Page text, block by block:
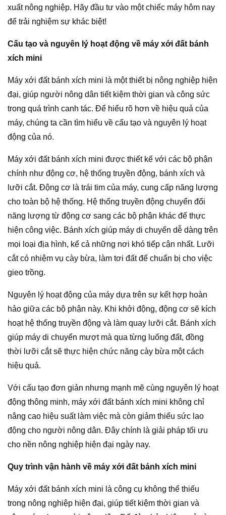
xuất nông nghiệp. Hãy đầu tư vào một chiếc máy hôm nay
để trải nghiệm sự khác biệt!
Cấu tạo và nguyên lý hoạt động về máy xới đất bánh
xích mini
Máy xới đất bánh xích mini là một thiết bị nông nghiệp hiện
đại, giúp người nông dân tiết kiệm thời gian và công sức
trong quá trình canh tác. Để hiểu rõ hơn về hiệu quả của
máy, chúng ta cần tìm hiểu về cấu tạo và nguyên lý hoạt
động của nó.
Máy xới đất bánh xích mini được thiết kế với các bộ phận
chính như động cơ, hệ thống truyền động, bánh xích và
lưỡi cắt. Động cơ là trái tim của máy, cung cấp năng lượng
cho toàn bộ hệ thống. Hệ thống truyền động chuyển đổi
năng lượng từ động cơ sang các bộ phận khác để thực
hiện công việc. Bánh xích giúp máy di chuyển dễ dàng trên
mọi loại địa hình, kể cả những nơi khó tiếp cận nhất. Lưỡi
cắt có nhiệm vụ cày bừa, làm tơi đất để chuẩn bị cho việc
gieo trồng.
Nguyên lý hoạt động của máy dựa trên sự kết hợp hoàn
hảo giữa các bộ phận này. Khi khởi động, động cơ sẽ kích
hoạt hệ thống truyền động và làm quay lưỡi cắt. Bánh xích
giúp máy di chuyển mượt mà qua từng luống đất, đồng
thời lưỡi cắt sẽ thực hiện chức năng cày bừa một cách
hiệu quả.
Với cấu tạo đơn giản nhưng mạnh mẽ cùng nguyên lý hoạt
động thông minh, máy xới đất bánh xích mini không chỉ
nâng cao hiệu suất làm việc mà còn giảm thiểu sức lao
động cho người nông dân. Đây chính là giải pháp tối ưu
cho nền nông nghiệp hiện đại ngày nay.
Quy trình vận hành về máy xới đất bánh xích mini
Máy xới đất bánh xích mini là công cụ không thể thiếu
trong nông nghiệp hiện đại, giúp tiết kiệm thời gian và